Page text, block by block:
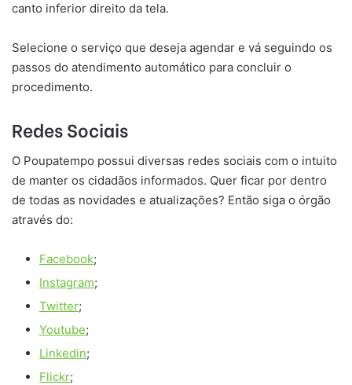
canto inferior direito da tela.
Selecione o serviço que deseja agendar e vá seguindo os
passos do atendimento automático para concluir o
procedimento.
Redes Sociais
O Poupatempo possui diversas redes sociais com o intuito
de manter os cidadãos informados. Quer ficar por dentro
de todas as novidades e atualizações? Então siga o órgão
através do:
Facebook;
Instagram;
Twitter;
Youtube;
Linkedin;
Flickr;